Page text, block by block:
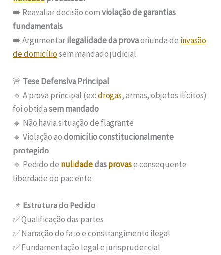
➡️ Reavaliar decisão comviolação de garantias
fundamentais
➡️ Argumentarilegalidade da provaoriunda de invasão
de domicíliosem mandado judicial
🚨 Tese Defensiva Principal
🔹 A prova principal (ex:drogas, armas, objetos ilícitos)
foi obtidasem mandado
🔹 Não havia situação de flagrante
🔹 Violação aodomicílio constitucionalmente
protegido
🔹 Pedido de nulidadedasprovase consequente
liberdade do paciente
📌 Estrutura do Pedido
✅ Qualificação das partes
✅ Narração do fato e constrangimento ilegal
✅ Fundamentação legal e jurisprudencial